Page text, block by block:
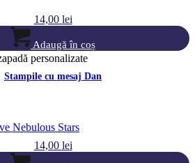
personalizate
Nebulous Stars
14,00 lei
Adaugă în coș
Stampile cu mesaj Dan
14,00 lei